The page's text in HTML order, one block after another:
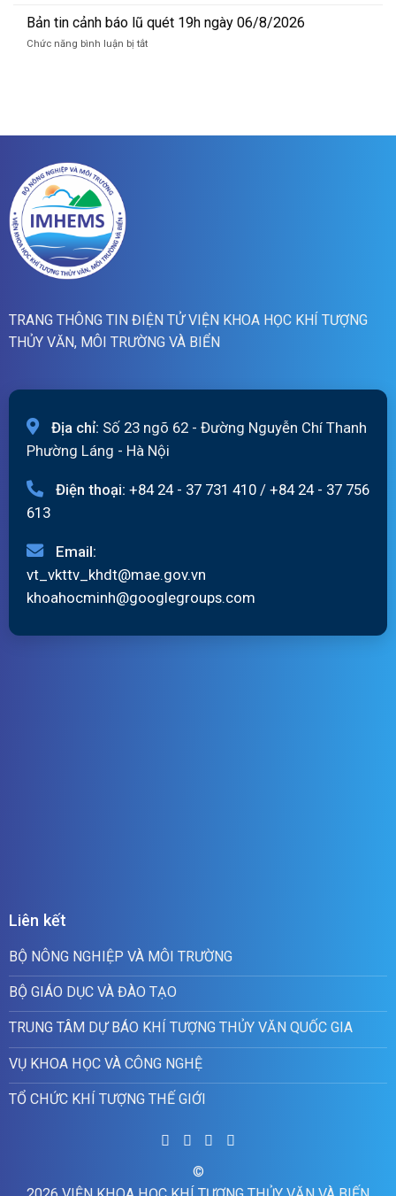
quét
07h
tin
cảnh
báo
Bản tin cảnh báo lũ quét 19h ngày 06/8/2026
Chức năng bình luận bị tắtở
quét
TRANG THÔNG TIN ĐIỆN TỬ VIỆN KHOA HỌC KHÍ TƯỢNG
THỦY VĂN, MÔI TRƯỜNG VÀ BIỂN
Địa chỉ: Số 23 ngõ 62 - Đường Nguyễn Chí Thanh
Phường Láng - Hà Nội
Điện thoại: +84 24 - 37 731 410 / +84 24 - 37 756
613
Email:
vt_vkttv_khdt@mae.gov.vn
khoahocminh@googlegroups.com
Liên kết
BỘ NÔNG NGHIỆP VÀ MÔI TRƯỜNG
BỘ GIÁO DỤC VÀ ĐÀO TẠO
TRUNG TÂM DỰ BÁO KHÍ TƯỢNG THỦY VĂN QUỐC GIA
VỤ KHOA HỌC VÀ CÔNG NGHỆ
TỔ CHỨC KHÍ TƯỢNG THẾ GIỚI
©